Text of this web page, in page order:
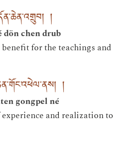
།
dön chen drub
for the teachings and
།
gongpel né
and realization to